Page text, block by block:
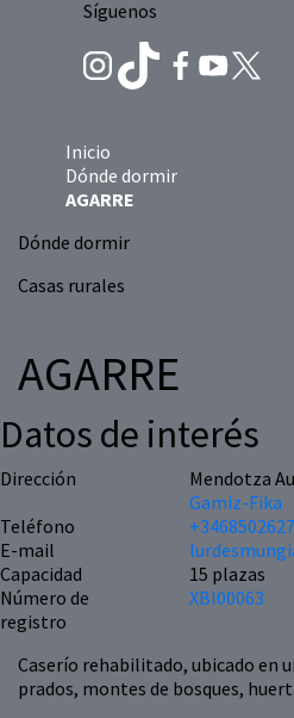
Síguenos
Inicio
Dónde dormir
AGARRE
Dónde dormir
Casas rurales
AGARRE
Caserío rehabilitado, ubicado en
prados, montes de bosques,
Datos de interés
Dirección
Mendotza
Gamiz-Fika
Teléfono
E-mail
Capacidad
15 plazas
Número de
registro
XBI00063